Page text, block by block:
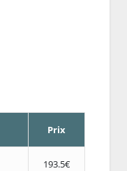
Prix
193.5€